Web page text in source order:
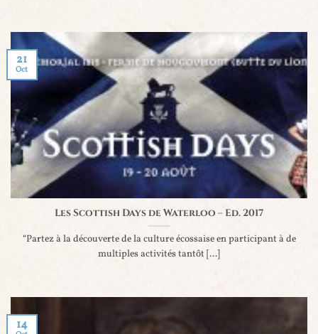
Les Scottish Days de Waterloo – Ed. 2017
“Partez à la découverte de la culture écossaise en participant à de
multiples activités tantôt [...]
21
Oct
14